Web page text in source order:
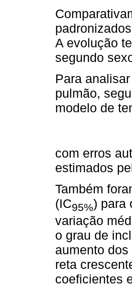
A evolução
segundo
Para
pulmão,
modelo de
com erros
estimados
Também
(IC95%) para
variação
o grau de
aumento
reta
coeficientes